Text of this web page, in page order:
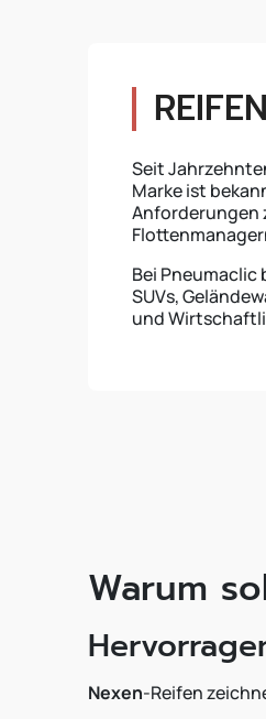
Seit
Marke ist
Anforderungen
Bei
SUVs,
und
Warum
Nexen-Reifen